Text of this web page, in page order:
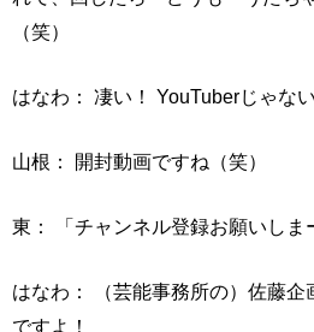
（笑）
はなわ： 凄い！ YouTuberじゃない
山根： 開封動画ですね（笑）
東： 「チャンネル登録お願いしま
はなわ： （芸能事務所の）佐藤企
ですよ！